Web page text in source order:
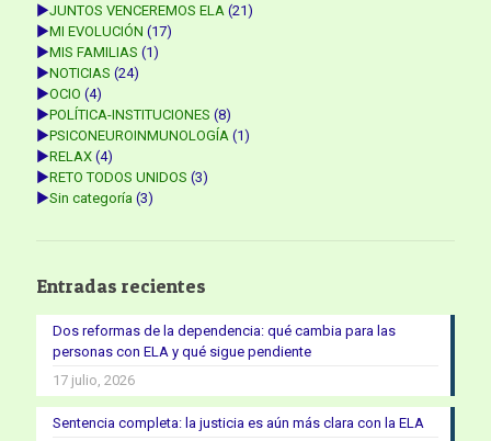
►JUNTOS VENCEREMOS ELA (21)
►MI EVOLUCIÓN (17)
►MIS FAMILIAS (1)
►NOTICIAS (24)
►OCIO (4)
►POLÍTICA-INSTITUCIONES (8)
►PSICONEUROINMUNOLOGÍA (1)
►RELAX (4)
►RETO TODOS UNIDOS (3)
►Sin categoría (3)
Entradas recientes
Dos reformas de la dependencia: qué cambia para las
personas con ELA y qué sigue pendiente
17 julio, 2026
Sentencia completa: la justicia es aún más clara con la ELA